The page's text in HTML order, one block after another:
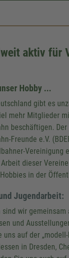
aktiv für
Hobby ...
gibt es
mehr Mitglieder
beschäftigen. Der
Freunde e.V.
Vereinigung
dieser
in der
Jugendarbeit:
wir gemeinsam
und
uns auf der
in Dresden,